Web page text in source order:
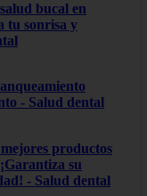
bucal en
tu sonrisa y
- Salud dental
productos
su
- Salud dental